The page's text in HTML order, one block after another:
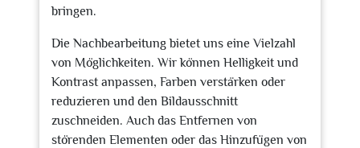
bringen.
Die Nachbearbeitung bietet uns eine Vielzahl
von Möglichkeiten. Wir können Helligkeit und
Kontrast anpassen, Farben verstärken oder
reduzieren und den Bildausschnitt
zuschneiden. Auch das Entfernen von
störenden Elementen oder das Hinzufügen von